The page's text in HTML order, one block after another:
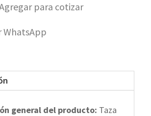
para cotizar
WhatsApp
general del producto: Taza